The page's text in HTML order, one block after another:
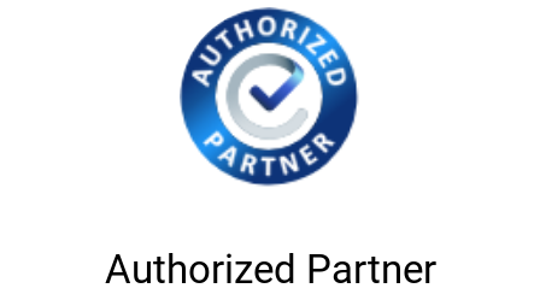
Authorized Partner